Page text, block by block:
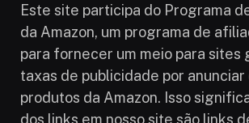
Este site participa do Programa
da Amazon, um programa de
para fornecer um meio para sites
taxas de publicidade por anunciar
produtos da Amazon. Isso
dos links em nosso site são links